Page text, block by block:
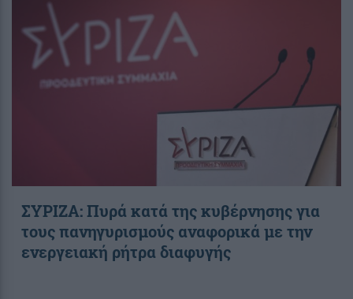
ΣΥΡΙΖΑ: Πυρά κατά της κυβέρνησης για
τους πανηγυρισμούς αναφορικά με την
ενεργειακή ρήτρα διαφυγής